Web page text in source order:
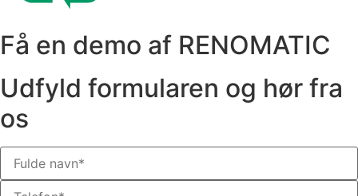
Få en demo af RENOMATIC
Udfyld formularen og hør fra
os